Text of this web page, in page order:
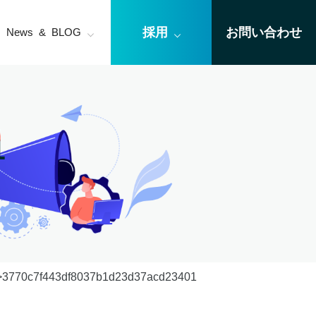
News & BLOG 採用 お問い合わせ
3770c7f443df8037b1d23d37acd23401